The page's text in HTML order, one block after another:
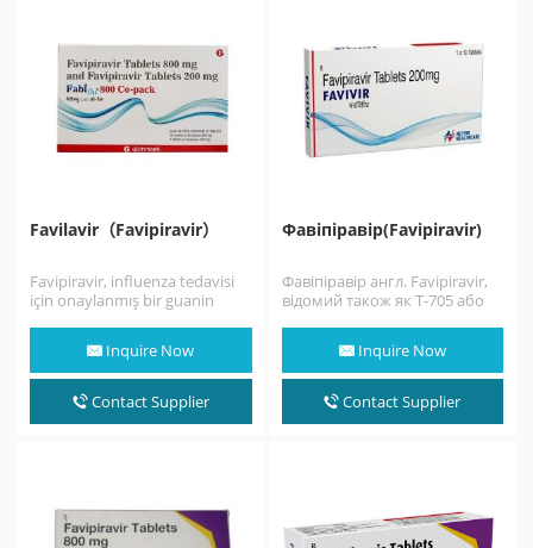
Favilavir（Favipiravir）
Favipiravir, influenza tedavisi
için onaylanmış bir guanin
norovirus ve enterovirüs…
Inquire Now
Contact Supplier
Фавіпіравір(Favipiravir)
Фавіпіравір англ. Favipiravir,
відомий також як T-705 або
був розроблений…
Inquire Now
Contact Supplier